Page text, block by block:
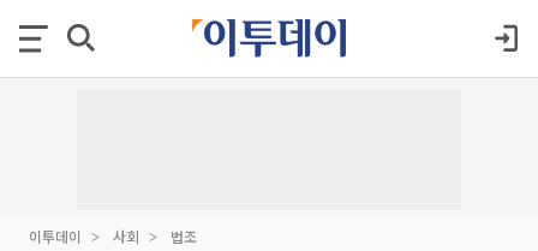
이투데이 사회 법조